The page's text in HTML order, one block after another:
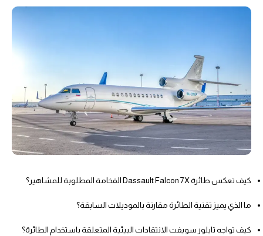
كيف تعكس طائرة Dassault Falcon 7X الفخامة المطلوبة للمشاهير؟
ما الذي يميز تقنية الطائرة مقارنة بالموديلات السابقة؟
كيف تواجه تايلور سويفت الانتقادات البيئية المتعلقة باستخدام الطائرة؟